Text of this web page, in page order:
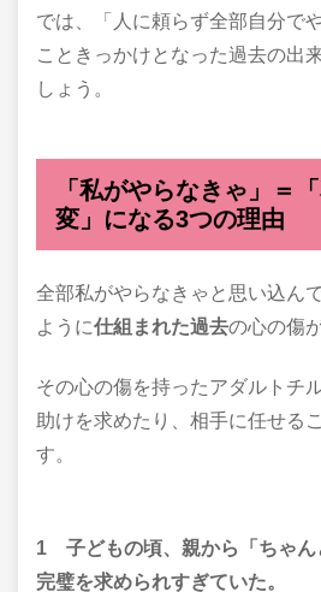
では、「人に頼らず全部自分で
こときっかけとなった過去の出
しょう。
「私がやらなきゃ」＝
変」になる3つの理由
全部私がやらなきゃと思い込ん
ように仕組まれた過去の心の傷
その心の傷を持ったアダルトチ
助けを求めたり、相手に任せる
す。
1 子どもの頃、親から「ちゃん
完璧を求められすぎていた。